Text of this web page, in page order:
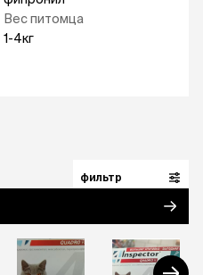
Вес питомца
1-4кг
фильтр